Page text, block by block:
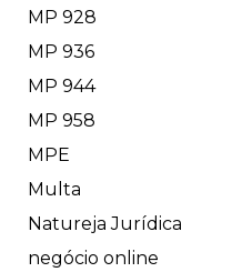
MP 928
MP 936
MP 944
MP 958
MPE
Multa
Natureja Jurídica
negócio online